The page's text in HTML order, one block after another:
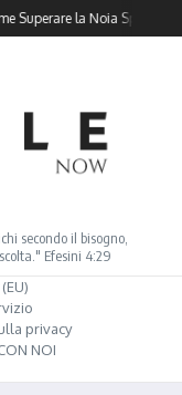
Superare la Noia Spirituale:
secondo il bisogno,
Efesini 4:29
privacy
NOI